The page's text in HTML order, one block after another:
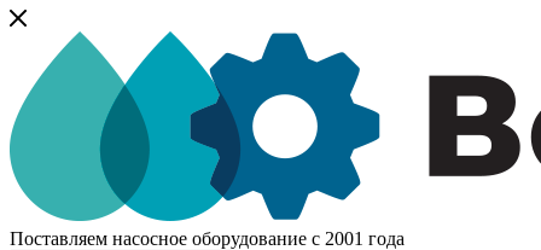
Поставляем насосное оборудование с 2001 года